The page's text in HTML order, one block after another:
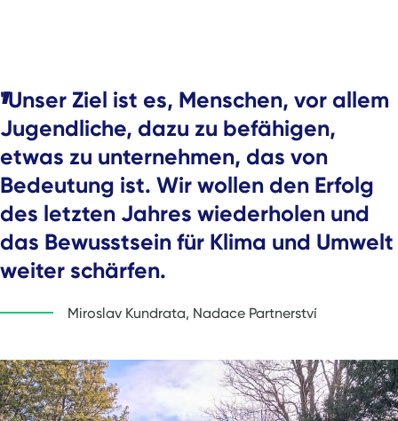
"Unser Ziel ist es, Menschen, vor allem
Jugendliche, dazu zu befähigen,
etwas zu unternehmen, das von
Bedeutung ist. Wir wollen den Erfolg
des letzten Jahres wiederholen und
das Bewusstsein für Klima und Umwelt
weiter schärfen.
Miroslav Kundrata, Nadace Partnerství